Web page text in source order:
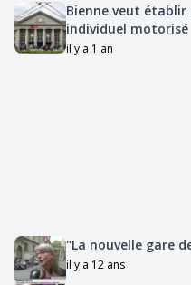
Bienne veut
individuel motorisé
il y a 1 an
"La nouvelle gare
il y a 12 ans